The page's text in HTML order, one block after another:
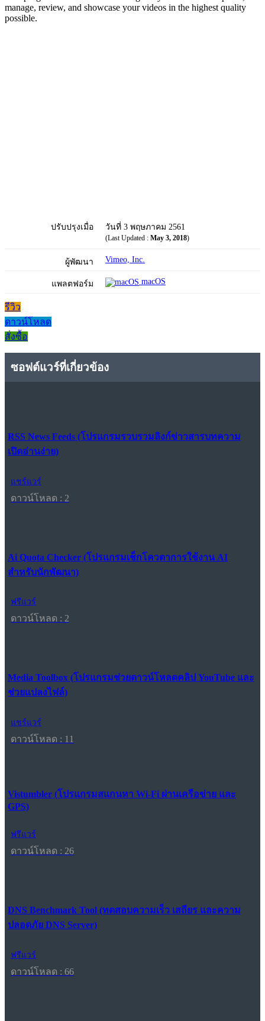
manage, review, and showcase your videos in the highest quality
possible.
ปรับปรุงเมื่อ วันที่ 3 พฤษภาคม 2561
(Last Updated : May 3, 2018)
ผู้พัฒนา Vimeo, Inc.
แพลตฟอร์ม macOS
รีวิว
ดาวน์โหลด
สั่งซื้อ
ซอฟต์แวร์ที่เกี่ยวข้อง
RSS News Feeds (โปรแกรมรวบรวมลิงก์ข่าวสารบทความ
เปิดอ่านง่าย)
แชร์แวร์
ดาวน์โหลด : 2
Ai Quota Checker (โปรแกรมเช็กโควตาการใช้งาน AI
สำหรับนักพัฒนา)
ฟรีแวร์
ดาวน์โหลด : 2
Media Toolbox (โปรแกรมช่วยดาวน์โหลดคลิป YouTube และ
ช่วยแปลงไฟล์)
แชร์แวร์
ดาวน์โหลด : 11
Vistumbler (โปรแกรมสแกนหา Wi-Fi ผ่านเครือข่าย และ
GPS)
ฟรีแวร์
ดาวน์โหลด : 26
DNS Benchmark Tool (ทดสอบความเร็ว เสถียร และความ
ปลอดภัย DNS Server)
ฟรีแวร์
ดาวน์โหลด : 66